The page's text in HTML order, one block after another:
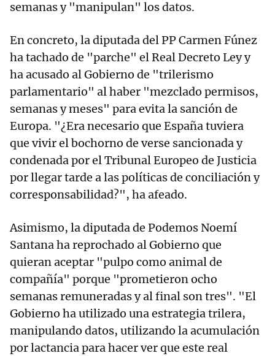
semanas y "manipulan" los datos.
En concreto, la diputada del PP Carmen Fúnez
ha tachado de "parche" el Real Decreto Ley y
ha acusado al Gobierno de "trilerismo
parlamentario" al haber "mezclado permisos,
semanas y meses" para evita la sanción de
Europa. "¿Era necesario que España tuviera
que vivir el bochorno de verse sancionada y
condenada por el Tribunal Europeo de Justicia
por llegar tarde a las políticas de conciliación y
corresponsabilidad?", ha afeado.
Asimismo, la diputada de Podemos Noemí
Santana ha reprochado al Gobierno que
quieran aceptar "pulpo como animal de
compañía" porque "prometieron ocho
semanas remuneradas y al final son tres". "El
Gobierno ha utilizado una estrategia trilera,
manipulando datos, utilizando la acumulación
por lactancia para hacer ver que este real